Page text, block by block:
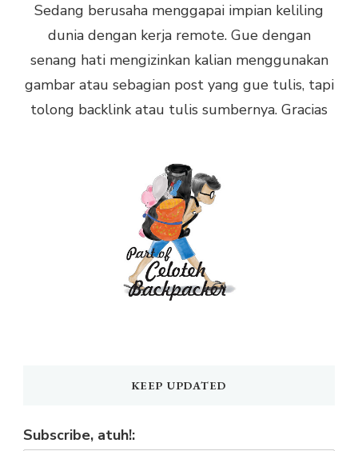
Sedang berusaha menggapai impian keliling
dunia dengan kerja remote. Gue dengan
senang hati mengizinkan kalian menggunakan
gambar atau sebagian post yang gue tulis, tapi
tolong backlink atau tulis sumbernya. Gracias
KEEP UPDATED
Subscribe, atuh!: